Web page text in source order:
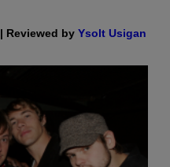
| Reviewed by Ysolt Usigan